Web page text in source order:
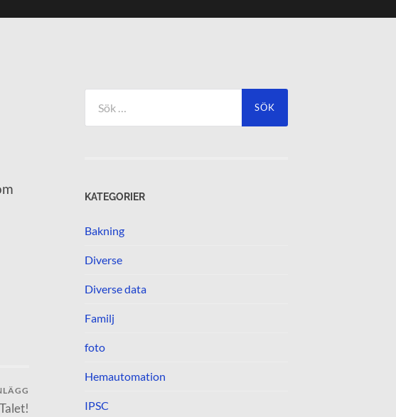
efter:
KATEGORIER
Bakning
Diverse
Diverse data
Familj
foto
Hemautomation
IPSC